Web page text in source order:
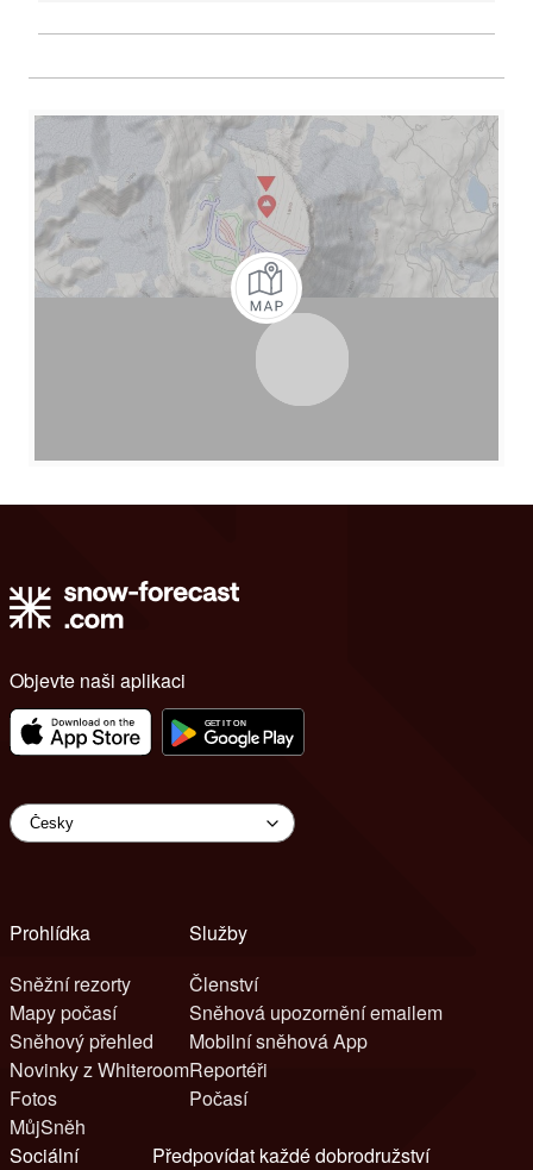
Objevte naši aplikaci
Prohlídka
Sněžní rezorty
Mapy počasí
Sněhový přehled
Novinky z Whiteroom
Fotos
MůjSněh
Služby
Členství
Sněhová upozornění emailem
Mobilní sněhová App
Reportéři
Počasí
Sociální
Předpovídat každé dobrodružství